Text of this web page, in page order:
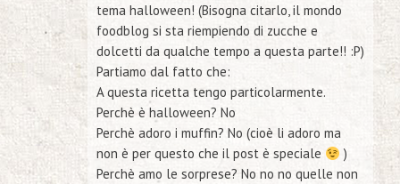
tema halloween! (Bisogna citarlo, il mondo
foodblog si sta riempiendo di zucche e
dolcetti da qualche tempo a questa parte!! :P)
Partiamo dal fatto che:
A questa ricetta tengo particolarmente.
Perchè è halloween? No
Perchè adoro i muffin? No (cioè li adoro ma
non è per questo che il post è speciale
)
Perchè amo le sorprese? No no no quelle non